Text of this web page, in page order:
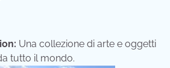
Una collezione di arte e oggetti
tutto il mondo.